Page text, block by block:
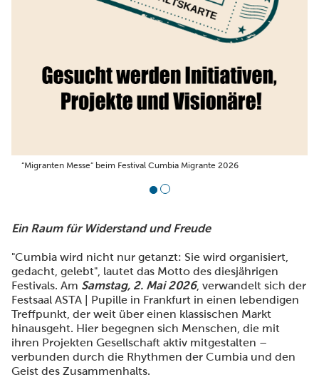
“Migranten Messe” beim Festival Cumbia Migrante 2026
Ein Raum für Widerstand und Freude
"Cumbia wird nicht nur getanzt: Sie wird organisiert,
gedacht, gelebt", lautet das Motto des diesjährigen
Festivals. Am Samstag, 2. Mai 2026, verwandelt sich der
Festsaal ASTA | Pupille in Frankfurt in einen lebendigen
Treffpunkt, der weit über einen klassischen Markt
hinausgeht. Hier begegnen sich Menschen, die mit
ihren Projekten Gesellschaft aktiv mitgestalten –
verbunden durch die Rhythmen der Cumbia und den
Geist des Zusammenhalts.